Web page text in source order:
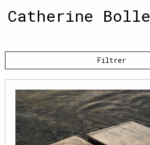
Catherine Bolle
Filtrer